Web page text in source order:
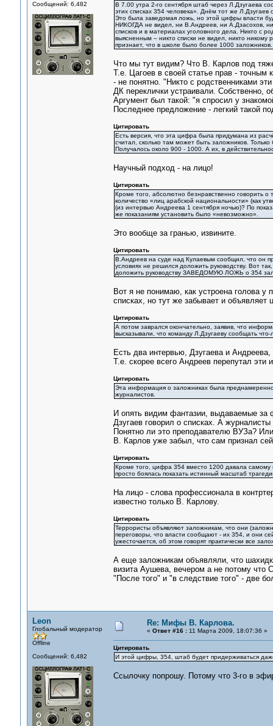
Сообщений: 6,482
В 7.00 утра 2-го сентября штаб через Л.Дзугаева
этих списках 354 человека». Днём тот же Л.Дзугаев
Это была заведомая ложь, но этой цифры власти
НИКОГДА не видел, ни В.Андреев, ни А.Дзасохов, ни
списков и в материалах уголовного дела. Никто с
выясненным – никто списки не видел, никто
признает, что в школе было более 1000 заложников.
Что мы тут видим? Что В. Карлов под
Т.е. Цагоев в своей статье прав -
- не понятно. "Никто с родственниками
ДК переклички устраивали. Собственно,
Аргумент был такой: "я спросил у
Последнее предложение - легкий такой
Цитировать
Есть версия, что эта цифра была придумана из
считал, сколько там может быть заложников.
Получалось около 900 - 1000. А их, в
Научный подход - на лицо!
Цитировать
Кроме того, абсолютно безнравственно говорить о
количество «лиц арабской национальности» (как
(из интервью Андреева 1 сентября ночью)? По
же показаниям установить было «невозможно».
Это вообще за гранью, извините.
Цитировать
В.Андреев на суде над Кулаевым сообщил, что он
условиях не решился доложить руководству. Вот
доложить руководству ЗАВЕДОМУЮ ЛОЖЬ о 354
Вот я не понимаю, как устроена голова
списках, но тут же забывает и
Цитировать
А потом заврался окончательно, заявив, что
высказывали, что команду Л.Дзугаеву сообщать
Есть два интервью, Дзугаева и
Т.е. скорее всего Андреев перепутал
Цитировать
Эта информация о заложниках была
журналистов.
И опять видим фантазии, выдаваемые за
Дзугаев говорил о списках. А
Понятно ли это преподавателю ВУЗа?
В. Карлов уже забыл, что сам признал
Цитировать
Кроме того, цифра 354 вместо 1200 давала самому
просто боялась показать истинный масштаб
На лицо - слова профессионала в
известно только В. Карлову.
Цитировать
Террористы объявляют заложникам, что они
переговоры, что власти сообщают - их 354, и они
ужесточается, об этом говорят практически все
А еще заложникам объявляли, что
визита Аушева, вечером а не потому что
"После того" и "в следствие того" - две
Leon
Глобальный модератор
Offline
Сообщений: 6,482
Re: Мифы В. Карлова.
« Ответ #16 :11 Марта 2009, 18:07:36 »
Цитировать
И этой цифры, 354, штаб будет придерживаться
Ссылочку попрошу. Потому что 3-го в